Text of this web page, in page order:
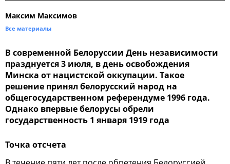
Максим Максимов
Все материалы
В современной Белоруссии День независимости
празднуется 3 июля, в день освобождения
Минска от нацистской оккупации. Такое
решение принял белорусский народ на
общегосударственном референдуме 1996 года.
Однако впервые белорусы обрели
государственность 1 января 1919 года
Точка отсчета